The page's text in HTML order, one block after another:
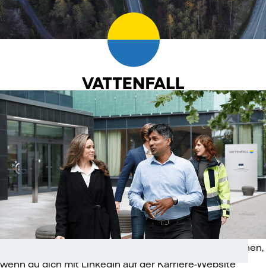
Die Karriere-Website speichert deine Profilinformationen,
wenn du dich mit LinkedIn auf der Karriere-Website